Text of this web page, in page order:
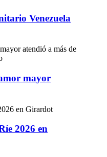
Venezuela
mayor
2026 en